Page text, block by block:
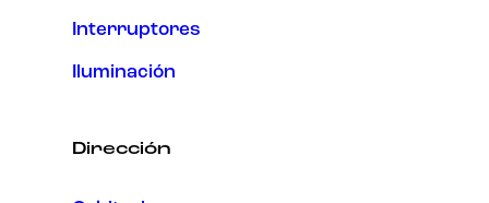
Interruptores
Iluminación
Dirección